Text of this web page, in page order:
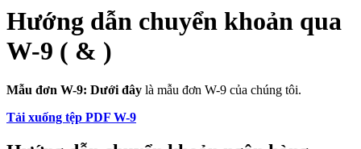
Hướng dẫn chuyển khoản qua
W-9 ( & )
Mẫu đơn W-9: Dưới đây là mẫu đơn W-9 của chúng tôi.
Tải xuống tệp PDF W-9